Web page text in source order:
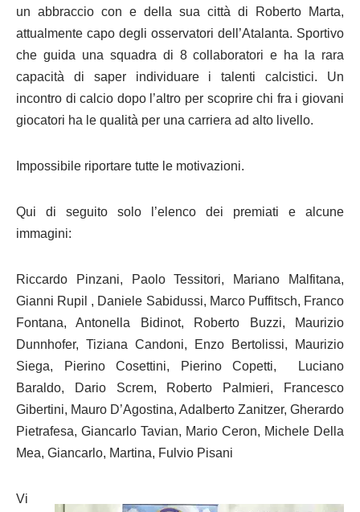
un abbraccio con e della sua città di Roberto Marta,
attualmente capo degli osservatori dell’Atalanta. Sportivo
che guida una squadra di 8 collaboratori e ha la rara
capacità di saper individuare i talenti calcistici. Un
incontro di calcio dopo l’altro per scoprire chi fra i giovani
giocatori ha le qualità per una carriera ad alto livello.
mpossibile riportare tutte le motivazioni.
Qui di seguito solo l’elenco dei premiati e alcune
immagini:
Riccardo Pinzani, Paolo Tessitori, Mariano Malfitana,
Gianni Rupil , Daniele Sabidussi, Marco Puffitsch, Franco
Fontana, Antonella Bidinot, Roberto Buzzi, Maurizio
Dunnhofer, Tiziana Candoni, Enzo Bertolissi, Maurizio
Siega, Pierino Cosettini, Pierino Copetti, Luciano
Baraldo, Dario Screm, Roberto Palmieri, Francesco
Gibertini, Mauro D’Agostina, Adalberto Zanitzer, Gherardo
Pietrafesa, Giancarlo Tavian, Mario Ceron, Michele Della
Mea, Giancarlo, Martina, Fulvio Pisani
Vi